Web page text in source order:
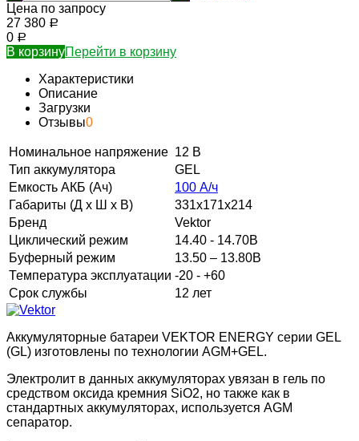
Цена по запросу
27 380 Р
0 Р
В корзинуПерейти в корзину
Характеристики
Описание
Загрузки
Отзывы0
Номинальное напряжение 12 В
Тип аккумулятора
GEL
Емкость АКБ (Ач)
100 А/ч
Габариты (Д х Ш х В)
331х171х214
Бренд
Vektor
Циклический режим
14.40 - 14.70В
Буферный режим
13.50 – 13.80В
Температура эксплуатации -20 - +60
Срок службы
12 лет
Аккумуляторные батареи VEKTOR ENERGY cерии GEL
(GL) изготовлены по технологии AGM+GEL.
Электролит в данных аккумуляторах увязан в гель по
средством оксида кремния SiO2, но также как в
стандартных аккумуляторах, используется AGM
сепаратор.